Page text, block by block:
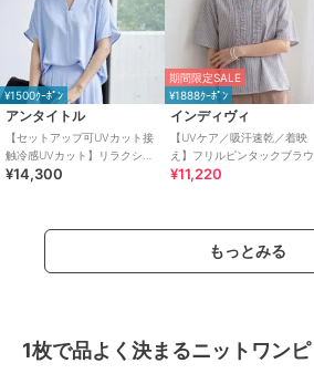
¥1500ｸｰﾎﾟﾝ
アンタイトル
【セットアップ可UVカット接
触冷感UVカット】リラクシー
キーVネックブラウス
¥14,300
期間限定SALE
¥1888ｸｰﾎﾟﾝ
インディヴィ
【UVケア／吸汗速乾／着映
え】フリルピンタックブラウ
ス
¥11,220
もっとみる
1枚で品よく決まるニットワンピ